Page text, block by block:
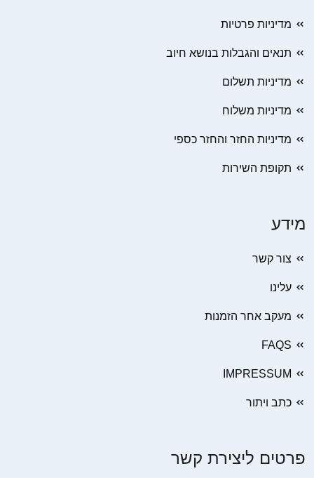
מדיניות פרטיות
תנאים והגבלות בנושא חיוב
מדיניות תשלום
מדיניות משלוח
מדיניות החזר והחזר כספי
תקופת השירות
מידע
צור קשר
עלינו
מעקב אחר הזמנות
FAQS
IMPRESSUM
כתב ויתור
פרטים ליצירת קשר